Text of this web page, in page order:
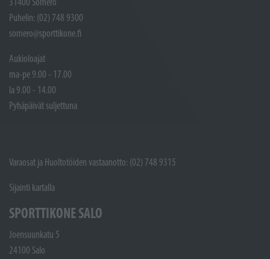
Puhelin: (02) 748 9300
somero@sporttikone.fi
Aukioloajat
ma-pe 9.00 - 17.00
la 9.00 - 14.00
Pyhäpäivät suljettuna
Varaosat ja Huoltotöiden vastaanotto: (02) 748 9315
Sijainti kartalla
SPORTTIKONE SALO
Joensuunkatu 5
24100 Salo